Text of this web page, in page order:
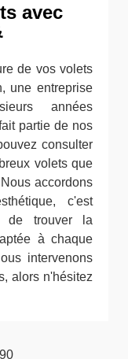
avec
de vos volets
une entreprise
années
partie de nos
consulter
volets que
accordons
c'est
de trouver la
à chaque
intervenons
alors n'hésitez